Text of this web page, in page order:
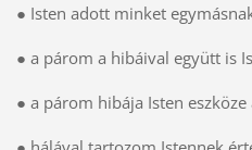
● Isten adott minket
● a párom a hibáival együtt is
● a párom hibája Isten